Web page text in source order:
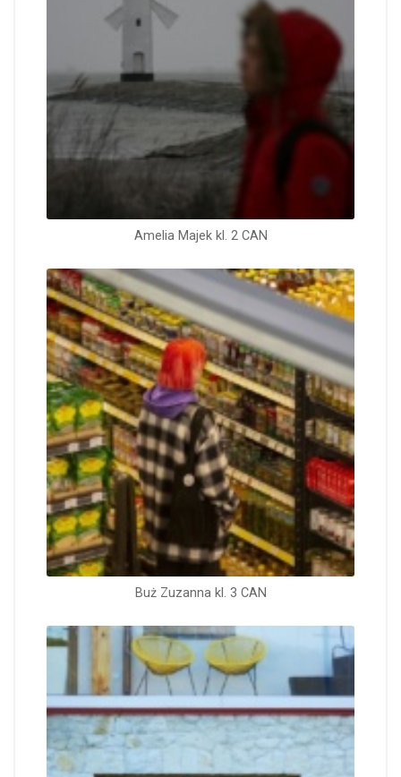
Amelia Majek kl. 2 CAN
Buż Zuzanna kl. 3 CAN